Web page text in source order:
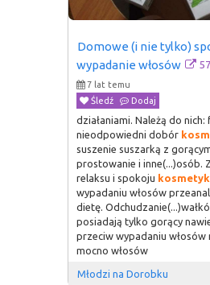
Domowe (i nie tylko)
wypadanie włosów
57
7 lat temu
Śledź
Dodaj
działaniami. Należą do
nieodpowiedni dobór
suszenie suszarką z
prostowanie i inne(...)osób.
relaksu i spokoju
wypadaniu włosów
dietę.
posiadają tylko gorący
przeciw wypadaniu włosów
mocno włosów
Młodzi na Dorobku